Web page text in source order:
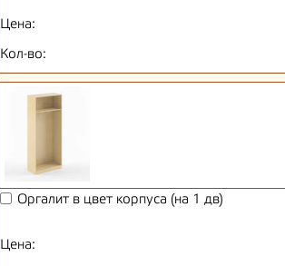
Цена:
Кол-во:
Оргалит в цвет корпуса (на 1 дв)
Цена: